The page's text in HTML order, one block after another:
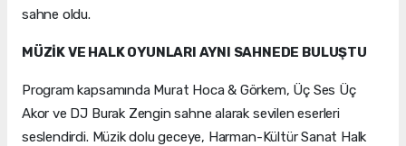
sahne oldu.
MÜZİK VE HALK OYUNLARI AYNI SAHNEDE BULUŞTU
Program kapsamında Murat Hoca & Görkem, Üç Ses Üç
Akor ve DJ Burak Zengin sahne alarak sevilen eserleri
seslendirdi. Müzik dolu geceye, Harman-Kültür Sanat Halk